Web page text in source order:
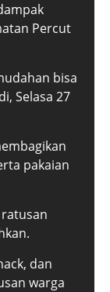
Percut
bisa
Selasa 27
pakaian
dan
warga